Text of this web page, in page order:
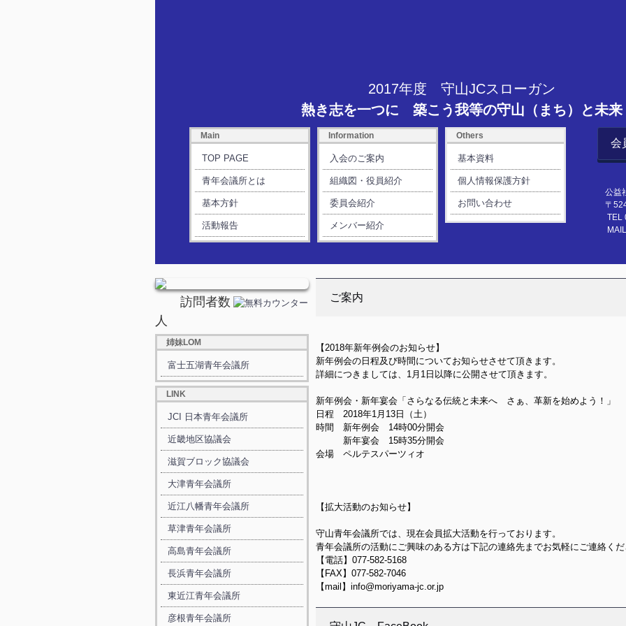
2017年度 守山JCスローガン
熱き志を一つに 築こう我等の守山（まち）と未来
Main
TOP PAGE
青年会議所とは
基本方針
活動報告
Information
入会のご案内
組織図・役員紹介
委員会紹介
メンバー紹介
Others
基本資料
個人情報保護方針
お問い合わせ
会
公益社
〒524-
TEL
MAIL
ご案内
【2018年新年例会のお知らせ】
新年例会の日程及び時間についてお知らせさせて頂きます。
詳細につきましては、1月1日以降に公開させて頂きます。
新年例会・新年宴会「さらなる伝統と未来へ さぁ、革新を始めよう！」
日程 2018年1月13日（土）
時間 新年例会 14時00分開会
新年宴会 15時35分開会
会場 ペルテスパーツィオ
【拡大活動のお知らせ】
守山青年会議所では、現在会員拡大活動を行っております。
青年会議所の活動にご興味のある方は下記の連絡先までお気軽にご連絡く
【電話】077-582-5168
【FAX】077-582-7046
【mail】info@moriyama-jc.or.jp
訪問者数
人
姉妹LOM
富士五湖青年会議所
LINK
JCI 日本青年会議所
近畿地区協議会
滋賀ブロック協議会
大津青年会議所
近江八幡青年会議所
草津青年会議所
高島青年会議所
長浜青年会議所
東近江青年会議所
彦根青年会議所